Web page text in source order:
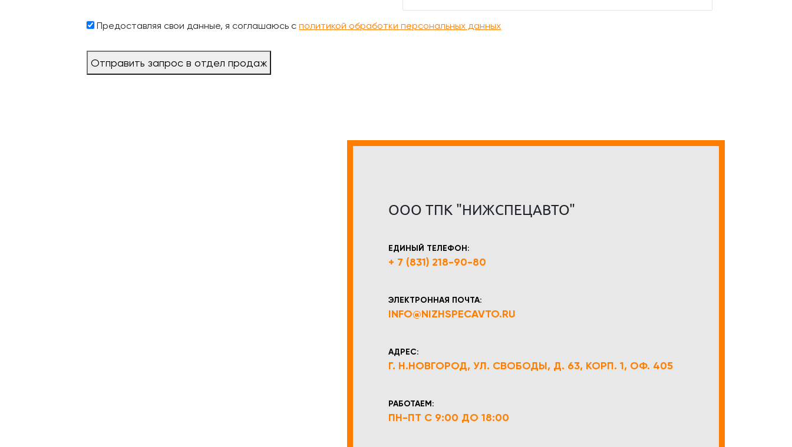
Предоставляя свои данные, я соглашаюсь сполитикой обработки персональных данных
Отправить запрос в отдел продаж
ООО ТПК "НИЖСПЕЦАВТО"
ЕДИНЫЙ ТЕЛЕФОН:
+ 7 (831) 218-90-80
ЭЛЕКТРОННАЯ ПОЧТА:
INFO@NIZHSPECAVTO.RU
АДРЕС:
Г. Н.НОВГОРОД, УЛ. СВОБОДЫ, Д. 63, КОРП. 1, ОФ. 405
РАБОТАЕМ:
ПН-ПТ С 9:00 ДО 18:00